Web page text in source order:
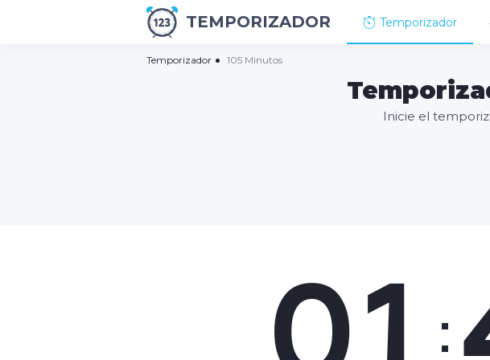
TEMPORIZADOR Temporizador
Temporizador 105 Minutos
Inicie el
: